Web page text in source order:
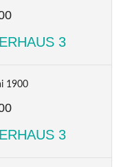
3
1900
3